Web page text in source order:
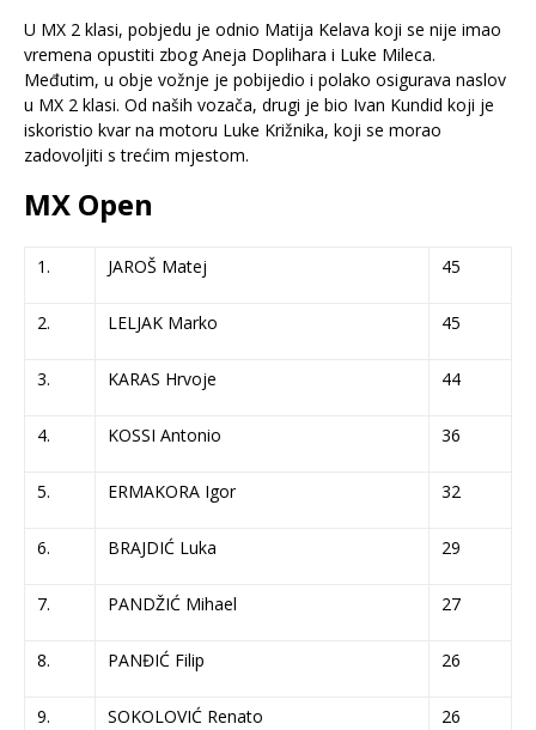
U MX 2 klasi, pobjedu je odnio Matija Kelava koji se nije imao
vremena opustiti zbog Aneja Doplihara i Luke Mileca.
Međutim, u obje vožnje je pobijedio i polako osigurava naslov
u MX 2 klasi. Od naših vozača, drugi je bio Ivan Kundid koji je
iskoristio kvar na motoru Luke Križnika, koji se morao
zadovoljiti s trećim mjestom.
MX Open
1. JAROŠ Matej 45
2. LELJAK Marko 45
3. KARAS Hrvoje 44
4. KOSSI Antonio 36
5. ERMAKORA Igor 32
6. BRAJDIĆ Luka 29
7. PANDŽIĆ Mihael 27
8. PANĐIĆ Filip 26
9. SOKOLOVIĆ Renato 26